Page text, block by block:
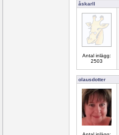
åskarll
Antal inlägg:
2503
olausdotter